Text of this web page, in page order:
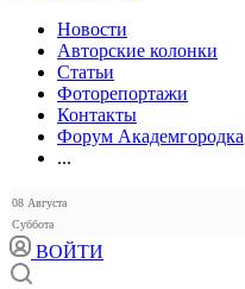
Новости
Авторские колонки
Статьи
Фоторепортажи
Контакты
Форум Академгородка
...
08 Августа
Суббота
ВОЙТИ